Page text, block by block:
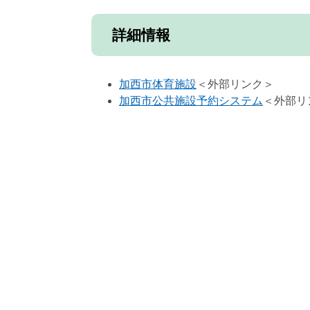
詳細情報
加西市体育施設 ＜外部リンク＞
加西市公共施設予約システム ＜外部